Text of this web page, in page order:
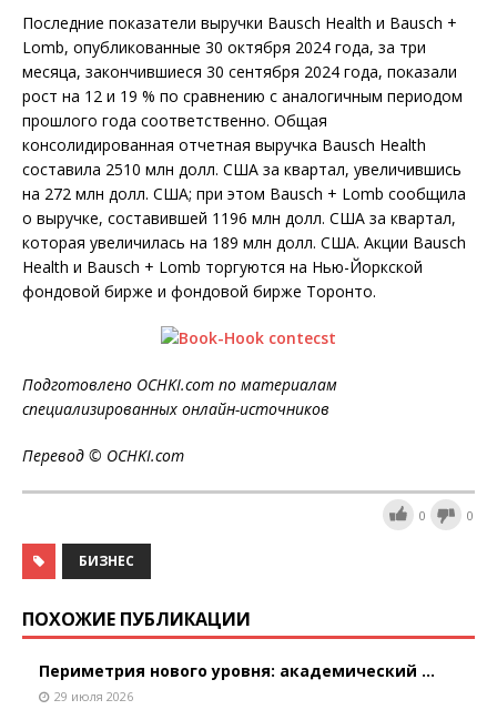
Последние показатели выручки Bausch Health и Bausch +
Lomb, опубликованные 30 октября 2024 года, за три
месяца, закончившиеся 30 сентября 2024 года, показали
рост на 12 и 19 % по сравнению с аналогичным периодом
прошлого года соответственно. Общая
консолидированная отчетная выручка Bausch Health
составила 2510 млн долл. США за квартал, увеличившись
на 272 млн долл. США; при этом Bausch + Lomb сообщила
о выручке, составившей 1196 млн долл. США за квартал,
которая увеличилась на 189 млн долл. США. Акции Bausch
Health и Bausch + Lomb торгуются на Нью-Йоркской
фондовой бирже и фондовой бирже Торонто.
Подготовлено OCHKI.com по материалам
специализированных онлайн-источников
Перевод © OCHKI.com
0 0
БИЗНЕС
ПОХОЖИЕ ПУБЛИКАЦИИ
Периметрия нового уровня: академический ...
29 июля 2026